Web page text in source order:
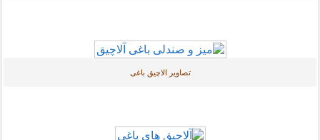
تصاویر الاچیق باغی